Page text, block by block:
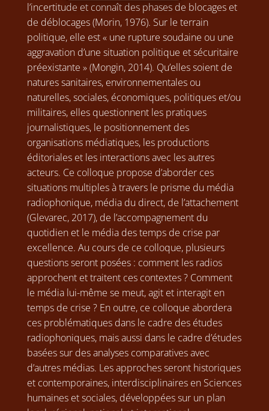
l’incertitude et connaît des phases de blocages et
de déblocages (Morin, 1976). Sur le terrain
politique, elle est « une rupture soudaine ou une
aggravation d’une situation politique et sécuritaire
préexistante » (Mongin, 2014). Qu’elles soient de
natures sanitaires, environnementales ou
naturelles, sociales, économiques, politiques et/ou
militaires, elles questionnent les pratiques
journalistiques, le positionnement des
organisations médiatiques, les productions
éditoriales et les interactions avec les autres
acteurs. Ce colloque propose d’aborder ces
situations multiples à travers le prisme du média
radiophonique, média du direct, de l’attachement
(Glevarec, 2017), de l’accompagnement du
quotidien et le média des temps de crise par
excellence. Au cours de ce colloque, plusieurs
questions seront posées : comment les radios
approchent et traitent ces contextes ? Comment
le média lui-même se meut, agit et interagit en
temps de crise ? En outre, ce colloque abordera
ces problématiques dans le cadre des études
radiophoniques, mais aussi dans le cadre d’études
basées sur des analyses comparatives avec
d’autres médias. Les approches seront historiques
et contemporaines, interdisciplinaires en Sciences
humaines et sociales, développées sur un plan